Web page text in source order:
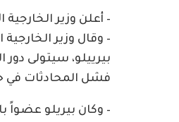
– أعلن وزير
– وقال وزير
بيرييلو، سيتولى
فشل المحادثات في